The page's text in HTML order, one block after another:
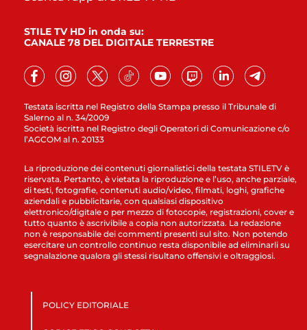
Testata iscritta nel Registro della Stampa presso il Tribunale di
Salerno al n. 34/2009
Società iscritta nel Registro degli Operatori di Comunicazione c/o
l’AGCOM al n. 20133
STILE TV HD in onda su:
CANALE 78 DEL DIGITALE TERRESTRE
La riproduzione dei contenuti giornalistici della testata STILETV è
riservata. Pertanto, è vietata la riproduzione e l’uso, anche parziale,
di testi, fotografie, contenuti audio/video, filmati, loghi, grafiche
aziendali e pubblicitarie, con qualsiasi dispositivo
elettronico/digitale o per mezzo di fotocopie, registrazioni, cover e
tutto quanto è ascrivibile a copia non autorizzata. La redazione
non è responsabile dei commenti presenti sul sito. Non potendo
esercitare un controllo continuo resta disponibile ad eliminarli su
segnalazione qualora gli stessi risultano offensivi e oltraggiosi.
POLICY EDITORIALE